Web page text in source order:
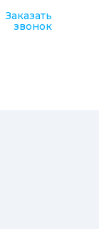
Заказать
звонок